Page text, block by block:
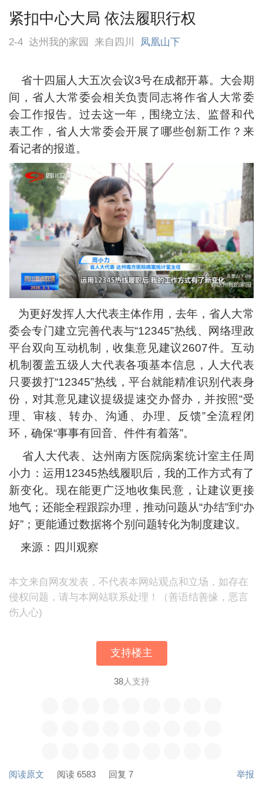
紧扣中心大局 依法履职行权
2-4 达州我的家园 来自四川 凤凰山下
省十四届人大五次会议3号在成都开幕。大会期
间，省人大常委会相关负责同志将作省人大常委
会工作报告。过去这一年，围绕立法、监督和代
表工作，省人大常委会开展了哪些创新工作？来
看记者的报道。
为更好发挥人大代表主体作用，去年，省人大常
委会专门建立完善代表与“12345”热线、网络理政
平台双向互动机制，收集意见建议2607件。互动
机制覆盖五级人大代表各项基本信息，人大代表
只要拨打“12345”热线，平台就能精准识别代表身
份，对其意见建议提级提速交办督办，并按照“受
理、审核、转办、沟通、办理、反馈”全流程闭
环，确保“事事有回音、件件有着落”。
省人大代表、达州南方医院病案统计室主任周
小力：运用12345热线履职后，我的工作方式有了
新变化。现在能更广泛地收集民意，让建议更接
地气；还能全程跟踪办理，推动问题从“办结”到“办
好”；更能通过数据将个别问题转化为制度建议。
来源：四川观察
本文来自网友发表，不代表本网站观点和立场，如存在
侵权问题，请与本网站联系处理！（善语结善缘，恶言
伤人心)
支持楼主
38人支持
阅读原文 阅读 6583 回复 7 举报